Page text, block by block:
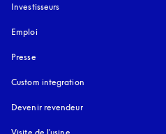
Investisseurs
Emploi
Presse
Custom integration
Devenir revendeur